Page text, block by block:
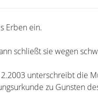
Erben ein.
schließt sie wegen
unterschreibt die
zu Gunsten